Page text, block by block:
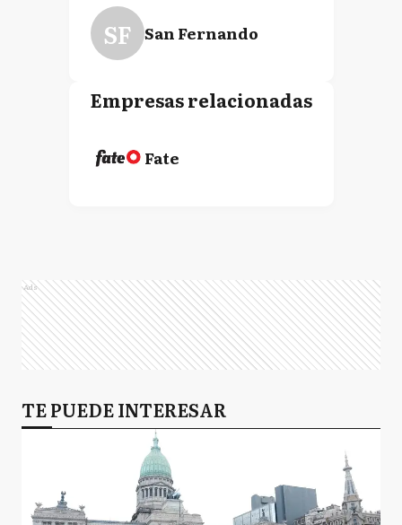
SF San Fernando
Empresas relacionadas
Fate
Ads
TE PUEDE INTERESAR